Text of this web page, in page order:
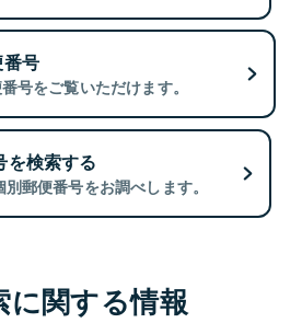
号
号をご覧いただけます。
を検索する
郵便番号をお調べします。
に関する情報